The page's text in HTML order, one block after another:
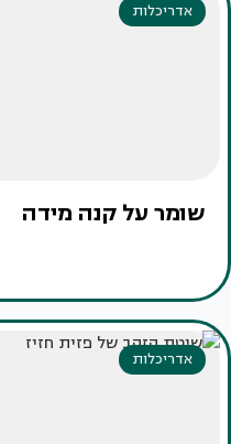
אדריכלות
שומר על קנה מידה
אדריכלות